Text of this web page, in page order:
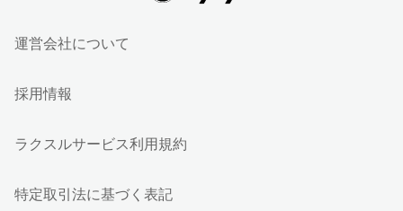
運営会社について
採用情報
ラクスルサービス利用規約
特定取引法に基づく表記